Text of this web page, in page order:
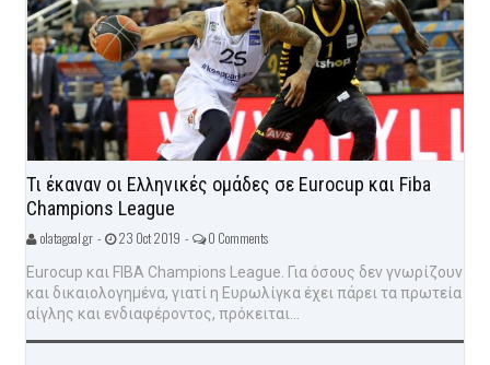
Τι έκαναν οι Ελληνικές ομάδες σε Eurocup και Fiba
Champions League
olatagoal.gr - 23 Oct 2019 - 0 Comments
Eurocup και FIBA Champions League. Για όσους δεν γνωρίζουν
και δικαιολογημένα, γιατί η Ευρωλίγκα έχει πάρει τα πρωτεία
αίγλης και ενδιαφέροντος, πρόκειται...